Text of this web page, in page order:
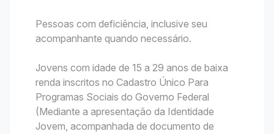
Pessoas com deficiência, inclusive seu
acompanhante quando necessário.
Jovens com idade de 15 a 29 anos de baixa
renda inscritos no Cadastro Único Para
Programas Sociais do Governo Federal
(Mediante a apresentação da Identidade
Jovem, acompanhada de documento de